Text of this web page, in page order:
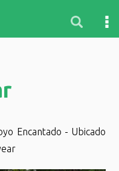
Encantado - Ubicado